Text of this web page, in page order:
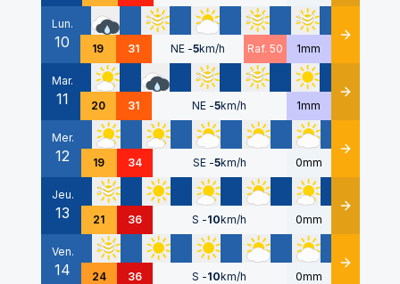
Lun.
10 19 31 NE -5km/h Raf. 50 1mm Détails
Mar.
11 20 31 NE -5km/h 1mm Détails
Mer.
12 19 34 SE -5km/h 0mm Détails
Jeu.
13 21 36 S -10km/h 0mm Détails
Ven.
14 24 36 S -10km/h 0mm Détails